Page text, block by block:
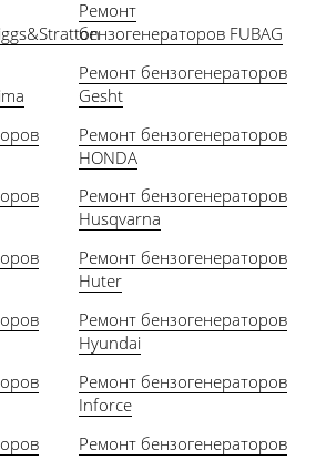
Ремонт
бензогенераторов FUBAG
Ремонт бензогенераторов
Gesht
Ремонт бензогенераторов
HONDA
Ремонт бензогенераторов
Husqvarna
Ремонт бензогенераторов
Huter
Ремонт бензогенераторов
Hyundai
Ремонт бензогенераторов
Inforce
Ремонт бензогенераторов